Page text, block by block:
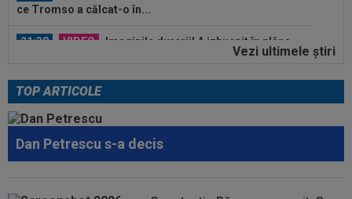
21:38 VIDEO
Imaginile durerii! A izbucnit în plâns,
Nu i-a venit să creadă ce a văzut!
22:22 EXCLUSIV
Folha, OUT de la CFR Cluj după
dezastrul cu Tromso! ”Îi dau afară pe toți!”...
22:08 EXCLUSIV
De neînțeles! Nicolae Dică nu s-a
Vezi ultimele ştiri
TOP ARTICOLE
Dan Petrescu s-a decis